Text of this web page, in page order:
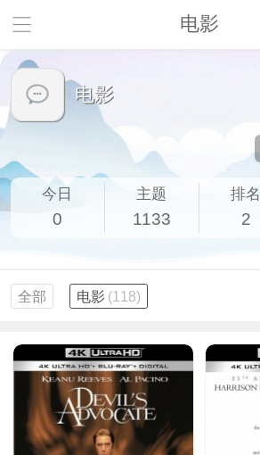
电影
电影
今日
0
主题
1133
排名
2
全部 电影 (118)